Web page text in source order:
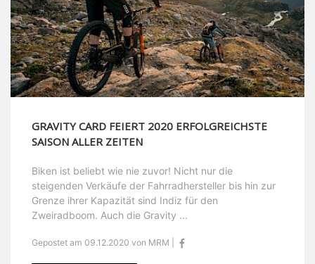
GRAVITY CARD FEIERT 2020 ERFOLGREICHSTE
SAISON ALLER ZEITEN
Biken ist beliebt wie nie zuvor! Nicht nur die
steigenden Verkäufe der Fahrradhersteller bis hin zur
Grenze ihrer Kapazität sind Indiz für den
Zweiradboom. Auch die Gravity ...
Gepostet am 09.12.2020 von MRM |